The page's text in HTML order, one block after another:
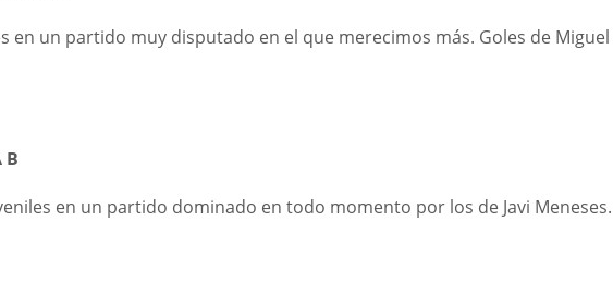
en un partido muy disputado en el que merecimos más. Goles de Miguel
B
en un partido dominado en todo momento por los de Javi